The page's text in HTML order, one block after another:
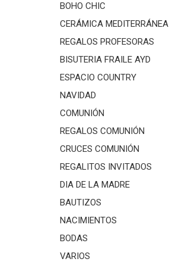
BOHO CHIC
CERÁMICA MEDITERRÁNEA
REGALOS PROFESORAS
BISUTERIA FRAILE AYD
ESPACIO COUNTRY
NAVIDAD
COMUNIÓN
REGALOS COMUNIÓN
CRUCES COMUNIÓN
REGALITOS INVITADOS
DIA DE LA MADRE
BAUTIZOS
NACIMIENTOS
BODAS
VARIOS